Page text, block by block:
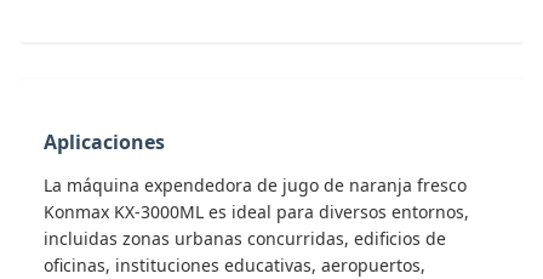
Aplicaciones
La máquina expendedora de jugo de naranja fresco
Konmax KX-3000ML es ideal para diversos entornos,
incluidas zonas urbanas concurridas, edificios de
oficinas, instituciones educativas, aeropuertos,